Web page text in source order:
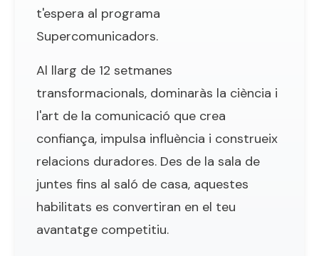
t'espera al programa
Supercomunicadors.
Al llarg de 12 setmanes
transformacionals, dominaràs la ciència i
l'art de la comunicació que crea
confiança, impulsa influència i construeix
relacions duradores. Des de la sala de
juntes fins al saló de casa, aquestes
habilitats es convertiran en el teu
avantatge competitiu.